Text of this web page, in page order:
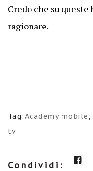
Credo che su
ragionare.
Tag:Academy mobile ,
tv
Condividi: